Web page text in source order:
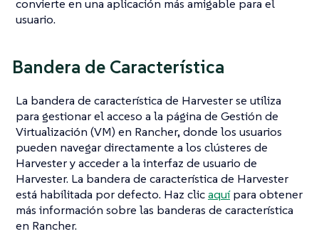
convierte en una aplicación más amigable para el
usuario.
Bandera de Característica
La bandera de característica de Harvester se utiliza
para gestionar el acceso a la página de Gestión de
Virtualización (VM) en Rancher, donde los usuarios
pueden navegar directamente a los clústeres de
Harvester y acceder a la interfaz de usuario de
Harvester. La bandera de característica de Harvester
está habilitada por defecto. Haz clicaquípara obtener
más información sobre las banderas de característica
en Rancher.